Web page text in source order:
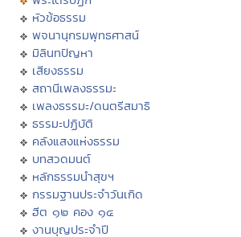
หัวข้อธรรม
พจนานุกรมพุทธศาสน์
มิลินทปัญหา
เสียงธรรม
สถานีเพลงธรรมะ
เพลงธรรมะ/ดนตรีสมาธิ
ธรรมะปฏิบัติ
คลังแสงแห่งธรรม
บทสวดมนต์
หลักธรรมนำสุขฯ
กรรมฐานประจำวันเกิด
ฮีต ๑๒ คอง ๑๔
งานบุญประจำปี